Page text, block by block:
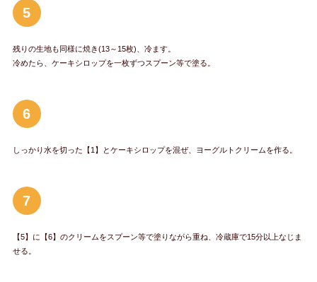
5
残りの生地も同様に焼き(13～15枚)、冷ます。
冷めたら、ケーキシロップを一枚ずつスプーン等で塗る。
6
しっかり水を切った【1】とケーキシロップを混ぜ、ヨーグルトクリームを作る。
7
【5】に【6】のクリームをスプーン等で塗りながら重ね、冷蔵庫で15分以上なじま
せる。